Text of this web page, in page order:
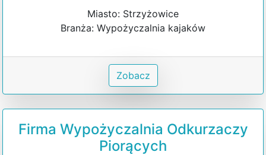
Miasto: Strzyżowice
Branża: Wypożyczalnia kajaków
Zobacz
Firma Wypożyczalnia Odkurzaczy
Piorących